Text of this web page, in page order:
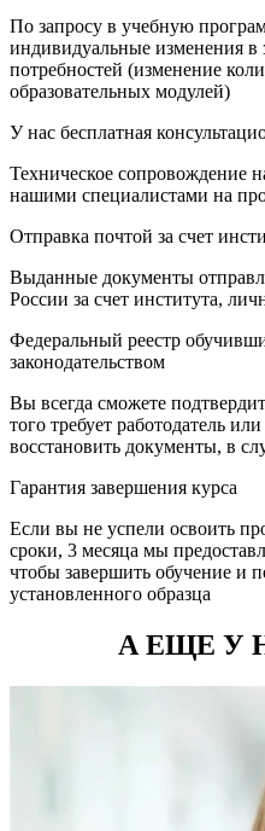
По запросу в учебную
индивидуальные изменения в
потребностей (изменение
образовательных модулей)
У нас бесплатная
Техническое сопровождение
нашими специалистами на
Отправка почтой за счет
Выданные документы
России за счет института,
Федеральный реестр
законодательством
Вы всегда сможете
того требует работодатель
восстановить документы, в
Гарантия завершения курса
Если вы не успели освоить
сроки, 3 месяца мы
чтобы завершить обучение и
установленного образца
А ЕЩЕ У